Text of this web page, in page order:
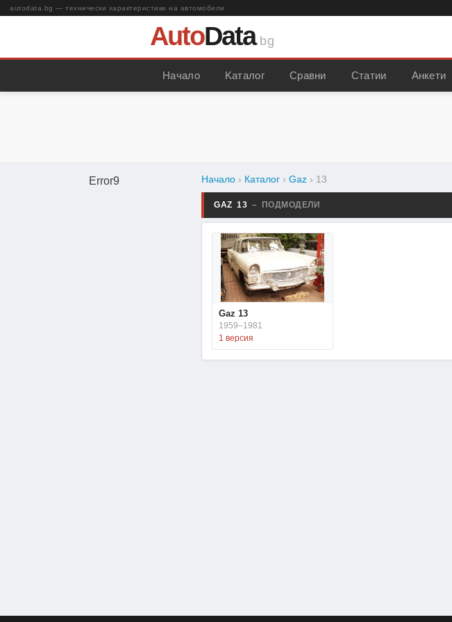
autodata.bg — технически характеристики на автомобили
AutoData.bg
Начало Kаталог Сравни Статии Анкети
Error9 Начало › Каталог › Gaz › 13
GAZ 13 – ПОДМОДЕЛИ
Gaz 13
1959–1981
1 версия